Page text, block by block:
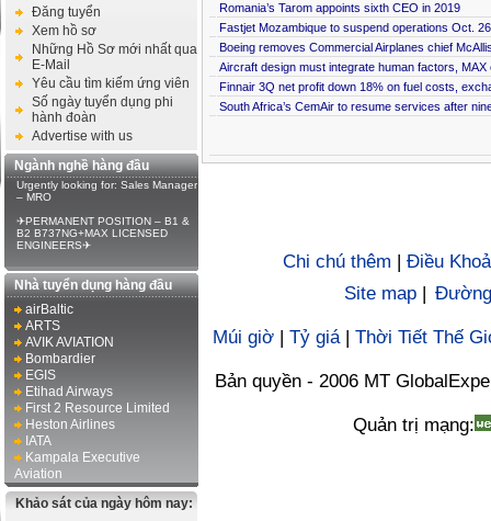
Đăng tuyển
Xem hồ sơ
Những Hồ Sơ mới nhất qua
E-Mail
Yêu cầu tìm kiếm ứng viên
Số ngày tuyển dụng phi
hành đoàn
Advertise with us
Ngành nghề hàng đầu
Urgently looking for: Sales Manager
– MRO
✈PERMANENT POSITION – B1 &
B2 B737NG+MAX LICENSED
ENGINEERS✈
Nhà tuyển dụng hàng đầu
airBaltic
ARTS
AVIK AVIATION
Bombardier
EGIS
Etihad Airways
First 2 Resource Limited
Heston Airlines
IATA
Kampala Executive
Aviation
Khảo sát của ngày hôm nay:
Romania’s Tarom appoints sixth CEO in 2019
Fastjet Mozambique to suspend operations Oct. 26
Boeing removes Commercial Airplanes chief
Aircraft design must integrate human factors,
Finnair 3Q net profit down 18% on fuel costs,
South Africa’s CemAir to resume services after
Chi chú thêm | Điều
Site map|
Múi giờ | Tỷ giá | Thời Tiết Thế
Bản quyền - 2006 MT
Quản trị mạng: